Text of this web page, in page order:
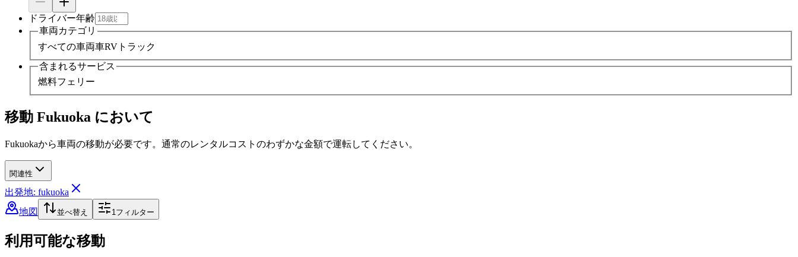
ドライバー年齢
車両カテゴリ
すべての車両車RV トラック
含まれるサービス
燃料フェリー
移動 Fukuoka において
Fukuokaから車両の移動が必要です。通常のレンタルコストのわずかな金額で運転してください。
関連性
出発地: fukuoka
地図
並べ替え 1フィルター
利用可能な移動